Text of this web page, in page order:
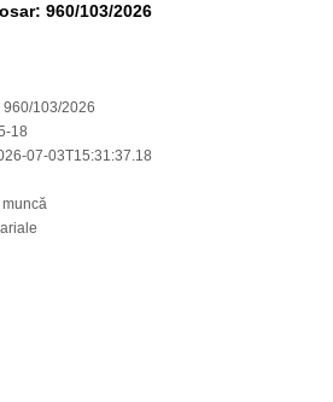
960/103/2026
960/103/2026
18
07-03T15:31:37.18
muncă